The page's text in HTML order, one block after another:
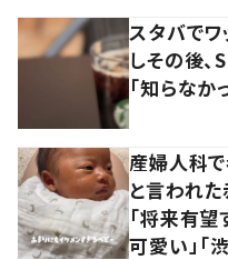
スタバでワ
しその後
「知らなか
産婦人科で
と言われ
「将来有望
可愛い」「